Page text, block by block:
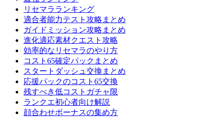
リセマラランキング
適合者能力テスト攻略まとめ
ガイドミッション攻略まとめ
進化適応素材クエスト攻略
効率的なリセマラのやり方
コスト65確定パックまとめ
スタートダッシュ交換まとめ
応援パックのコスト65交換
残すべき低コストガチャ限
ランクエ初心者向け解説
顔合わせボーナスの集め方